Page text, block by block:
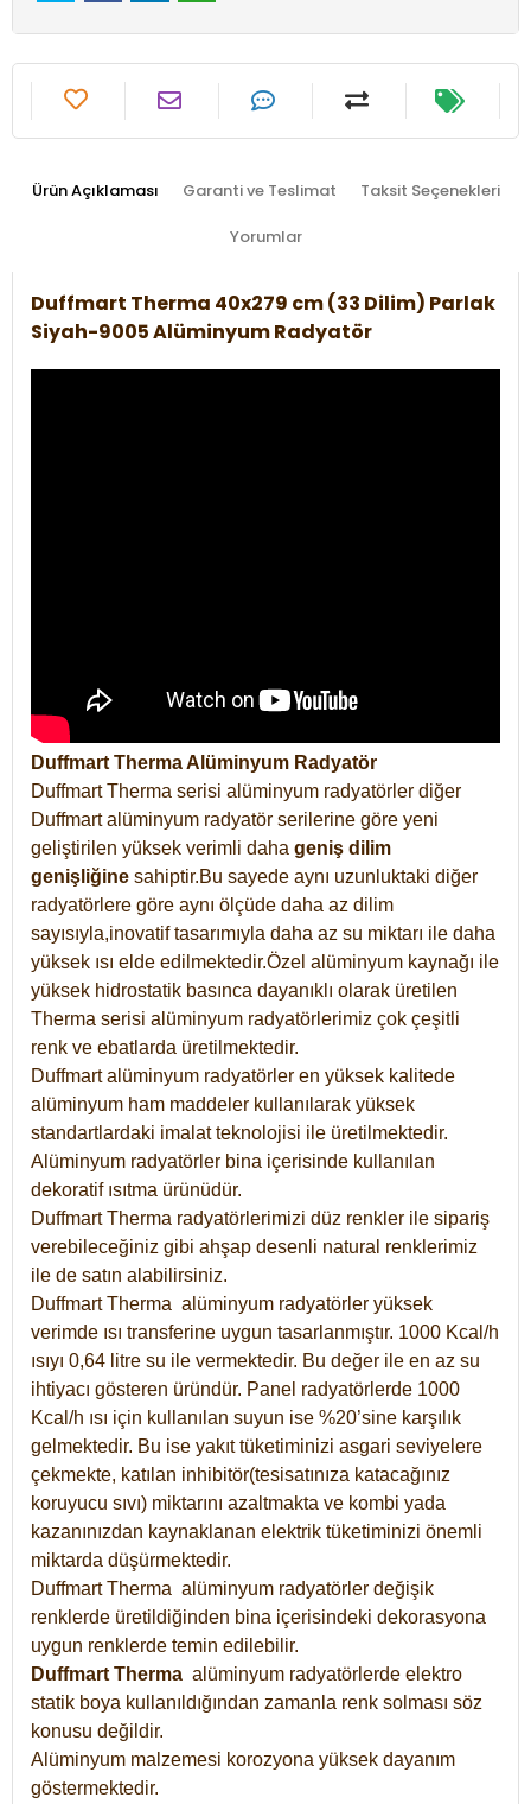
Ürün Açıklaması Garanti ve Teslimat Taksit Seçenekleri
Yorumlar
Duffmart Therma 40x279 cm (33 Dilim) Parlak
Siyah-9005 Alüminyum Radyatör
Duffmart Therma Alüminyum Radyatör
Duffmart Therma serisi alüminyum radyatörler diğer
Duffmart alüminyum radyatör serilerine göre yeni
geliştirilen yüksek verimli daha geniş dilim
genişliğine sahiptir.Bu sayede aynı uzunluktaki diğer
radyatörlere göre aynı ölçüde daha az dilim
sayısıyla,inovatif tasarımıyla daha az su miktarı ile daha
yüksek ısı elde edilmektedir.Özel alüminyum kaynağı ile
yüksek hidrostatik basınca dayanıklı olarak üretilen
Therma serisi alüminyum radyatörlerimiz çok çeşitli
renk ve ebatlarda üretilmektedir.
Duffmart alüminyum radyatörler en yüksek kalitede
alüminyum ham maddeler kullanılarak yüksek
standartlardaki imalat teknolojisi ile üretilmektedir.
Alüminyum radyatörler bina içerisinde kullanılan
dekoratif ısıtma ürünüdür.
Duffmart Therma radyatörlerimizi düz renkler ile sipariş
verebileceğiniz gibi ahşap desenli natural renklerimiz
ile de satın alabilirsiniz.
Duffmart Therma alüminyum radyatörler yüksek
verimde ısı transferine uygun tasarlanmıştır. 1000 Kcal/h
ısıyı 0,64 litre su ile vermektedir. Bu değer ile en az su
ihtiyacı gösteren üründür. Panel radyatörlerde 1000
Kcal/h ısı için kullanılan suyun ise %20’sine karşılık
gelmektedir. Bu ise yakıt tüketiminizi asgari seviyelere
çekmekte, katılan inhibitör(tesisatınıza katacağınız
koruyucu sıvı) miktarını azaltmakta ve kombi yada
kazanınızdan kaynaklanan elektrik tüketiminizi önemli
miktarda düşürmektedir.
Duffmart Therma alüminyum radyatörler değişik
renklerde üretildiğinden bina içerisindeki dekorasyona
uygun renklerde temin edilebilir.
Duffmart Therma alüminyum radyatörlerde elektro
statik boya kullanıldığından zamanla renk solması söz
konusu değildir.
Alüminyum malzemesi korozyona yüksek dayanım
göstermektedir.